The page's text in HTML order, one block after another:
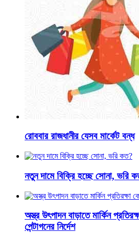
রোববার রাজধানীর যেসব মার্কেট বন্ধ
নতুন দামে বিক্রি হচ্ছে সোনা, ভরি
অস্ত্র উৎপাদন বাড়াতে মার্কিন
পেন্টাগনের নির্দেশ